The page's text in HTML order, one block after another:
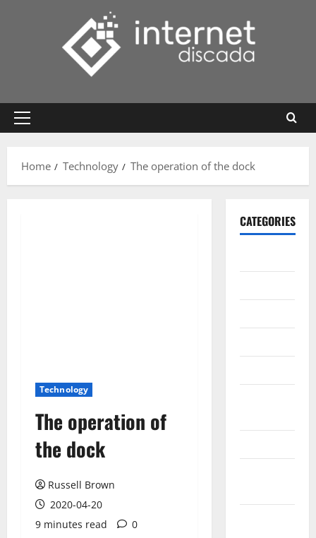
Primary
Home
Technology The operation of the dock
Technology
The operation of
the dock
Russell Brown
2020-04-20
9 minutes read
0
CATEGORIES